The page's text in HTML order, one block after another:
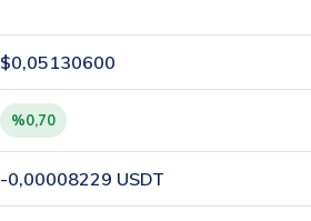
$0,05130600
%0,70
-0,00008229 USDT